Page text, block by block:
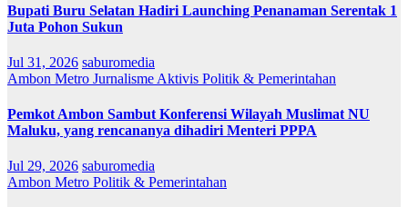
Bupati Buru Selatan Hadiri Launching Penanaman Serentak 1
Juta Pohon Sukun
Jul 31, 2026 saburomedia
Ambon Metro Jurnalisme Aktivis Politik & Pemerintahan
Pemkot Ambon Sambut Konferensi Wilayah Muslimat NU
Maluku, yang rencananya dihadiri Menteri PPPA
Jul 29, 2026 saburomedia
Ambon Metro Politik & Pemerintahan